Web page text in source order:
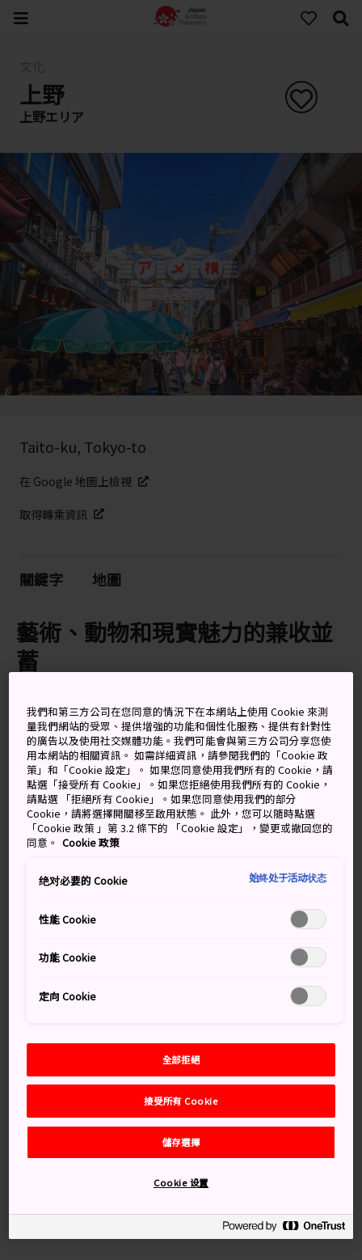
上野
上野エリア
Taito-ku, Tokyo-to
在 Google 地圖上檢視
取得轉乘資訊
關鍵字 地圖
藝術、動物和現實魅力的兼收並
蓄
視。但這裡有阿美橫丁 商店街，有上野公園
，還有大
批藝術畫廊和博物館，因此在你的東京之旅中，上野理應
佔有一席之地。
別錯過
上野動物園的熊貓
探索阿美橫丁和上野的其他偏僻街道
交通方式
上野是 JR 山手線的主要車站之一，與東京車站相距四
站，同時也有銀座線和日比穀線經過。前往日本西海岸和
東北部的新幹線也經過上野。
第一站
上野一切體驗的中心，就是上野公園
公園及其周邊區域是上野動物園的所在地，另外還有六座
我們和第三方公司在您同意的情況下在本網站上使用 Cookie 來測
量我們網站的受眾、提供增強的功能和個性化服務、提供有針對性
的廣告以及使用社交媒體功能。我們可能會與第三方公司分享您使
用本網站的相關資訊。 如需詳細資訊，請參閱我們的「Cookie 政
策」和「Cookie 設定」。 如果您同意使用我們所有的 Cookie，請
點選「接受所有 Cookie」。如果您拒絕使用我們所有的 Cookie，
請點選 「拒絕所有 Cookie」。如果您同意使用我們的部分
Cookie，請將選擇開關移至啟用狀態。 此外，您可以隨時點選
「Cookie 政策 」第 3.2 條下的 「Cookie 設定」，變更或撤回您的
同意。 Cookie 政策
绝对必要的 Cookie 始终处于活动状态
性能 Cookie
功能 Cookie
定向 Cookie
全部拒絕
接受所有 Cookie
儲存選擇
Cookie 设置